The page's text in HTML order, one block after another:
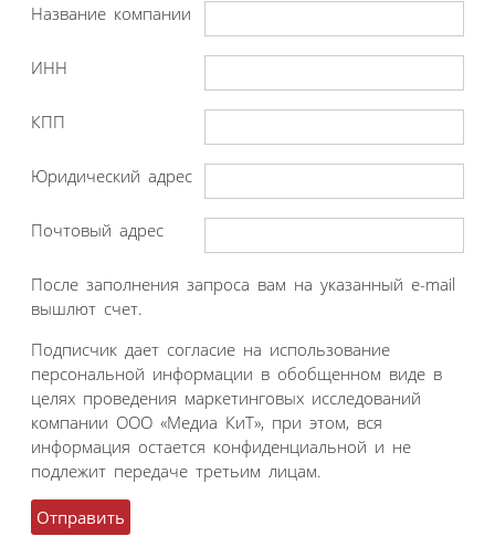
Название компании
ИНН
КПП
Юридический адрес
Почтовый адрес
После заполнения запроса вам на указанный e-mail
вышлют счет.
Подписчик дает согласие на использование
персональной информации в обобщенном виде в
целях проведения маркетинговых исследований
компании ООО «Медиа КиТ», при этом, вся
информация остается конфиденциальной и не
подлежит передаче третьим лицам.